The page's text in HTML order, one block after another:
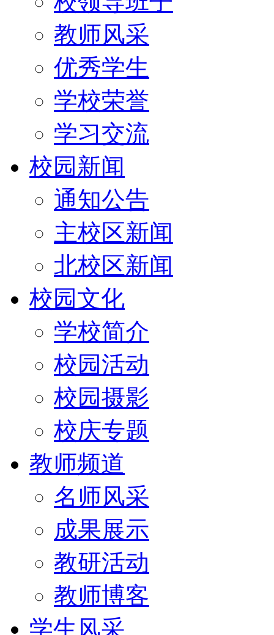
教师风采
优秀学生
学校荣誉
学习交流
校园新闻
通知公告
主校区新闻
北校区新闻
校园文化
学校简介
校园活动
校园摄影
校庆专题
教师频道
名师风采
成果展示
教研活动
教师博客
学生风采